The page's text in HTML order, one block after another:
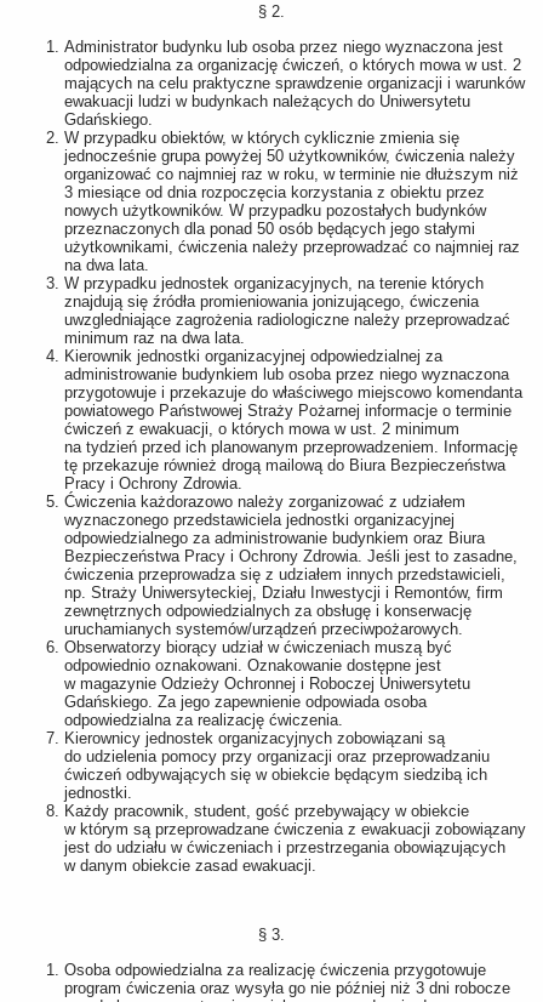
§ 2.
Administrator budynku lub osoba przez niego wyznaczona jest
odpowiedzialna za organizację ćwiczeń, o których mowa w ust. 2
mających na celu praktyczne sprawdzenie organizacji i warunków
ewakuacji ludzi w budynkach należących do Uniwersytetu
Gdańskiego.
W przypadku obiektów, w których cyklicznie zmienia się
jednocześnie grupa powyżej 50 użytkowników, ćwiczenia należy
organizować co najmniej raz w roku, w terminie nie dłuższym niż
3 miesiące od dnia rozpoczęcia korzystania z obiektu przez
nowych użytkowników. W przypadku pozostałych budynków
przeznaczonych dla ponad 50 osób będących jego stałymi
użytkownikami, ćwiczenia należy przeprowadzać co najmniej raz
na dwa lata.
W przypadku jednostek organizacyjnych, na terenie których
znajdują się źródła promieniowania jonizującego, ćwiczenia
uwzgledniające zagrożenia radiologiczne należy przeprowadzać
minimum raz na dwa lata.
Kierownik jednostki organizacyjnej odpowiedzialnej za
administrowanie budynkiem lub osoba przez niego wyznaczona
przygotowuje i przekazuje do właściwego miejscowo komendanta
powiatowego Państwowej Straży Pożarnej informacje o terminie
ćwiczeń z ewakuacji, o których mowa w ust. 2 minimum
na tydzień przed ich planowanym przeprowadzeniem. Informację
tę przekazuje również drogą mailową do Biura Bezpieczeństwa
Pracy i Ochrony Zdrowia.
Ćwiczenia każdorazowo należy zorganizować z udziałem
wyznaczonego przedstawiciela jednostki organizacyjnej
odpowiedzialnego za administrowanie budynkiem oraz Biura
Bezpieczeństwa Pracy i Ochrony Zdrowia. Jeśli jest to zasadne,
ćwiczenia przeprowadza się z udziałem innych przedstawicieli,
np. Straży Uniwersyteckiej, Działu Inwestycji i Remontów, firm
zewnętrznych odpowiedzialnych za obsługę i konserwację
uruchamianych systemów/urządzeń przeciwpożarowych.
Obserwatorzy biorący udział w ćwiczeniach muszą być
odpowiednio oznakowani. Oznakowanie dostępne jest
w magazynie Odzieży Ochronnej i Roboczej Uniwersytetu
Gdańskiego. Za jego zapewnienie odpowiada osoba
odpowiedzialna za realizację ćwiczenia.
Kierownicy jednostek organizacyjnych zobowiązani są
do udzielenia pomocy przy organizacji oraz przeprowadzaniu
ćwiczeń odbywających się w obiekcie będącym siedzibą ich
jednostki.
Każdy pracownik, student, gość przebywający w obiekcie
w którym są przeprowadzane ćwiczenia z ewakuacji zobowiązany
jest do udziału w ćwiczeniach i przestrzegania obowiązujących
w danym obiekcie zasad ewakuacji.
§ 3.
Osoba odpowiedzialna za realizację ćwiczenia przygotowuje
program ćwiczenia oraz wysyła go nie później niż 3 dni robocze